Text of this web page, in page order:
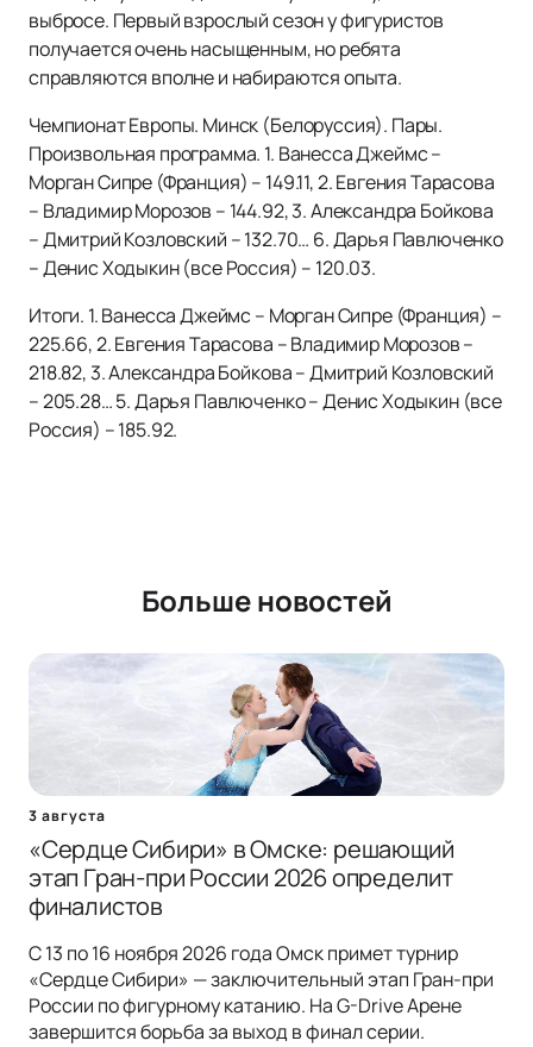
выбросе. Первый взрослый сезон у фигуристов
получается очень насыщенным, но ребята
справляются вполне и набираются опыта.
Чемпионат Европы. Минск (Белоруссия). Пары.
Произвольная программа. 1. Ванесса Джеймс –
Морган Сипре (Франция) – 149.11, 2. Евгения Тарасова
– Владимир Морозов – 144.92, 3. Александра Бойкова
– Дмитрий Козловский – 132.70… 6. Дарья Павлюченко
– Денис Ходыкин (все Россия) – 120.03.
Итоги. 1. Ванесса Джеймс – Морган Сипре (Франция) –
225.66, 2. Евгения Тарасова – Владимир Морозов –
218.82, 3. Александра Бойкова – Дмитрий Козловский
– 205.28… 5. Дарья Павлюченко – Денис Ходыкин (все
Россия) – 185.92.
Больше новостей
3 августа
«Сердце Сибири» в Омске: решающий
этап Гран-при России 2026 определит
финалистов
С 13 по 16 ноября 2026 года Омск примет турнир
«Сердце Сибири» — заключительный этап Гран-при
России по фигурному катанию. На G-Drive Арене
завершится борьба за выход в финал серии.